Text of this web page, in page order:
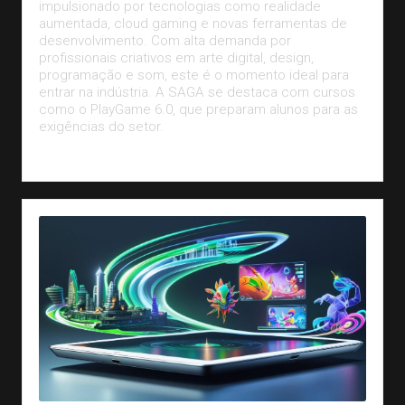
impulsionado por tecnologias como realidade
aumentada, cloud gaming e novas ferramentas de
desenvolvimento. Com alta demanda por
profissionais criativos em arte digital, design,
programação e som, este é o momento ideal para
entrar na indústria. A SAGA se destaca com cursos
como o PlayGame 6.0, que preparam alunos para as
exigências do setor.